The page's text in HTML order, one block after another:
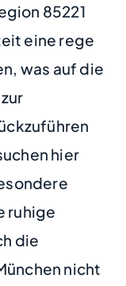
85221
eine rege
was auf die
hier
ruhige
die
nicht